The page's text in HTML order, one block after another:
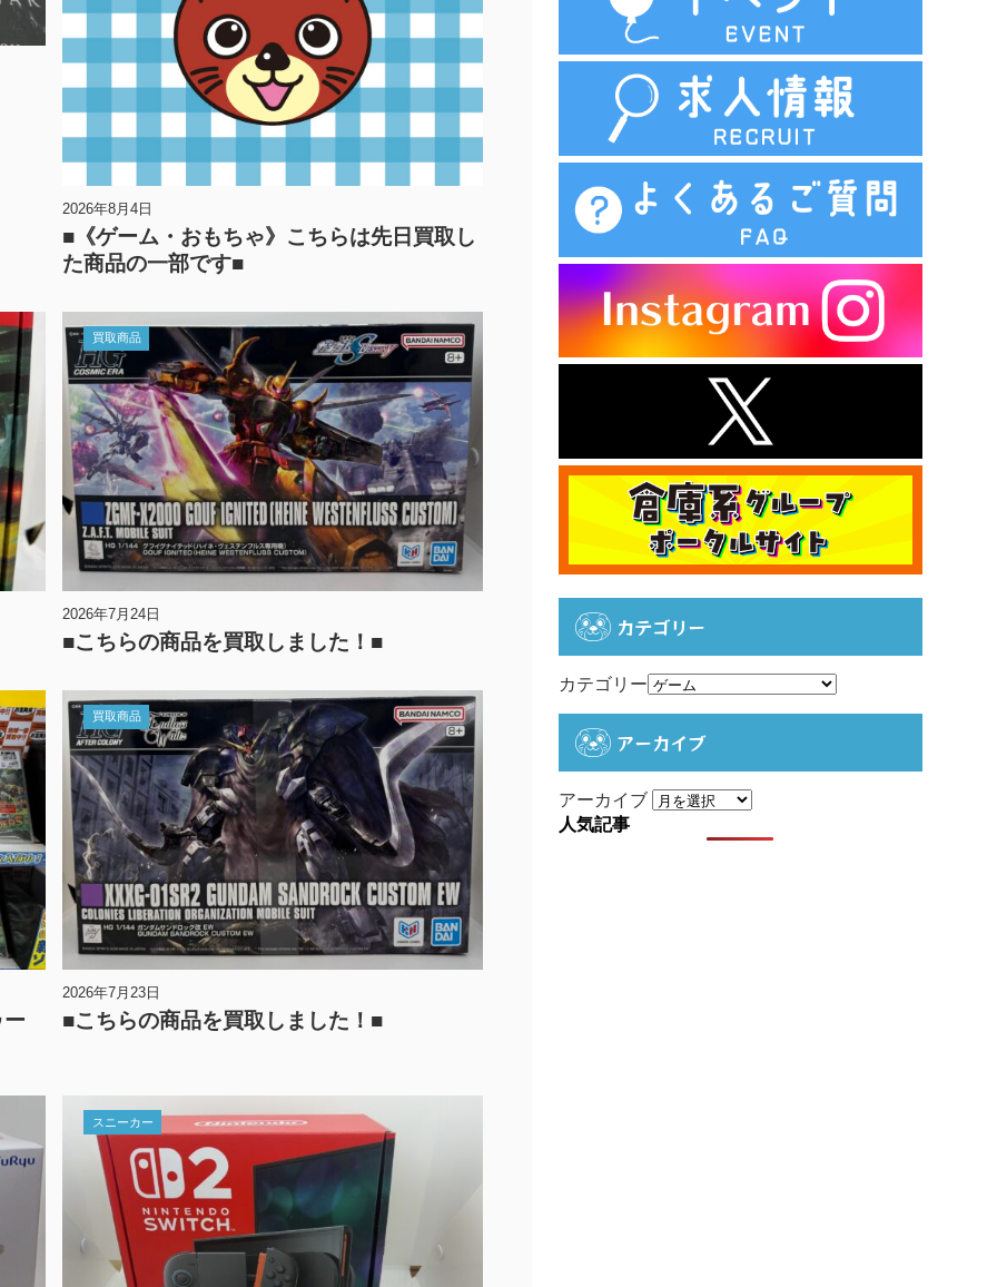
2026年8月4日
■《ゲーム・おもちゃ》こちらは先日買取し
た商品の一部です■
買取商品
2026年7月24日
■こちらの商品を買取しました！■
買取商品
2026年7月23日
■こちらの商品を買取しました！■
スニーカー
カテゴリー
カテゴリー
アーカイブ
アーカイブ
人気記事